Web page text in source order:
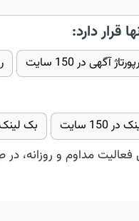
قرار دارد:
رپورتاژ آگهی در 150 سایت
150 سایت بک لینک در
مداوم و